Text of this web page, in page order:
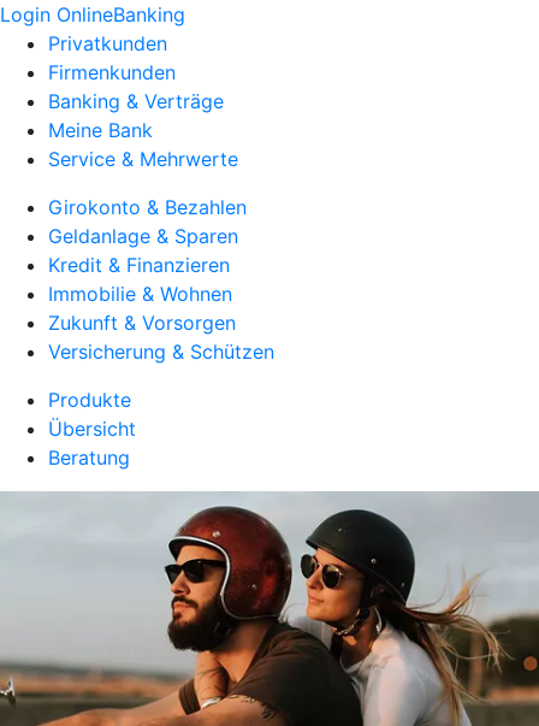
Login OnlineBanking
Privatkunden
Firmenkunden
Banking & Verträge
Meine Bank
Service & Mehrwerte
Girokonto & Bezahlen
Geldanlage & Sparen
Kredit & Finanzieren
Immobilie & Wohnen
Zukunft & Vorsorgen
Versicherung & Schützen
Produkte
Übersicht
Beratung